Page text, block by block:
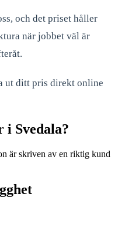
och det priset håller
när jobbet väl är
ut ditt pris direkt online
i Svedala?
är skriven av en riktig kund